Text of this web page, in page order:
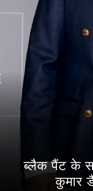
ब्लैक पैंट के
कुमार